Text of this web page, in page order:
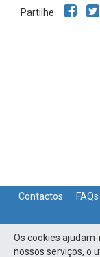
Os cookies
nossos serviços, o
Partilhe
Contactos · FAQs